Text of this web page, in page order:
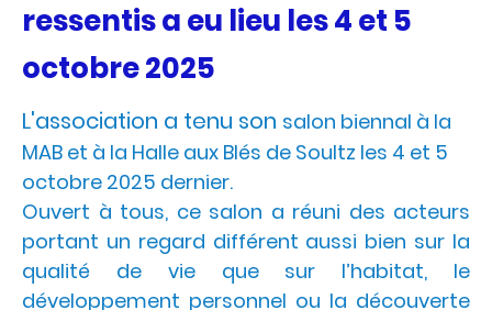
ressentis a eu lieu les 4 et 5
octobre 2025
L'association a tenu son salon biennal à la
MAB et à la Halle aux Blés de Soultz les 4 et 5
octobre 2025 dernier.
Ouvert à tous, ce salon a réuni des acteurs
portant un regard différent aussi bien sur la
qualité de vie que sur l’habitat, le
développement personnel ou la découverte